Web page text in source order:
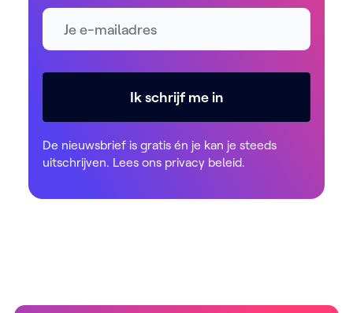
E-mailadres *
Ik schrijf me in
De nieuwsbrief is gratis én je kan je steeds
uitschrijven. Lees ons privacy beleid.